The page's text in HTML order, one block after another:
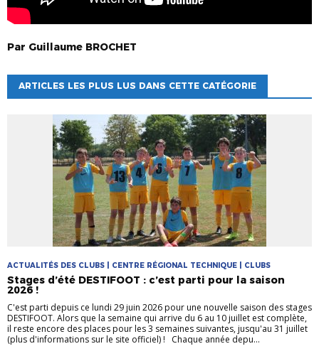
Par Guillaume BROCHET
ARTICLES LES PLUS LUS DANS CETTE CATÉGORIE
ACTUALITÉS DES CLUBS | CENTRE RÉGIONAL TECHNIQUE | CLUBS
Stages d’été DESTIFOOT : c’est parti pour la saison
2026 !
C'est parti depuis ce lundi 29 juin 2026 pour une nouvelle saison des stages
DESTIFOOT. Alors que la semaine qui arrive du 6 au 10 juillet est complète,
il reste encore des places pour les 3 semaines suivantes, jusqu'au 31 juillet
(plus d'informations sur le site officiel) ! Chaque année depu...